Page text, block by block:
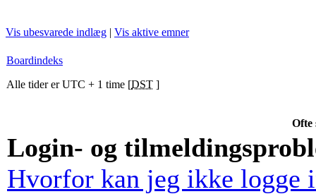
Vis ubesvarede indlæg | Vis aktive emner
Boardindeks
Alle tider er UTC + 1 time [DST ]
Ofte
Login- og
Hvorfor kan jeg ikke logge